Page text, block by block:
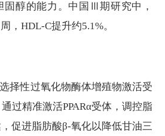
固醇的能力。中国Ⅲ期研究中，
，HDL-C提升约5.1%。
择性过氧化物酶体增殖物激活受
过精准激活PPARα受体，调控脂
促进脂肪酸β-氧化以降低甘油三